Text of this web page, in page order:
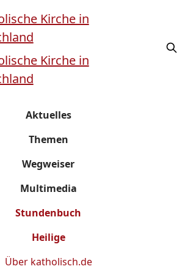
Aktuelles
Themen
Wegweiser
Multimedia
Stundenbuch
Heilige
Über katholisch.de